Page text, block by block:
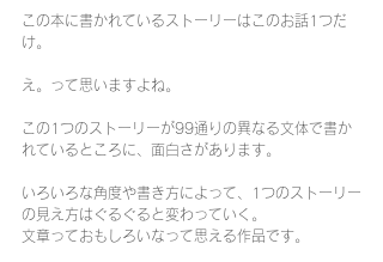
この本に書かれているストーリーはこのお話1つだ
け。
え。って思いますよね。
この1つのストーリーが99通りの異なる文体で書か
れているところに、面白さがあります。
いろいろな角度や書き方によって、1つのストーリー
の見え方はぐるぐると変わっていく。
文章っておもしろいなって思える作品です。